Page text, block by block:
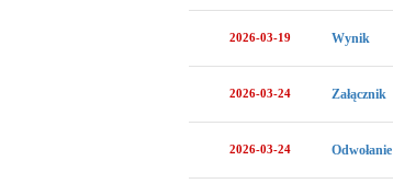
2026-03-19 Wynik
2026-03-24 Załącznik
2026-03-24 Odwołanie